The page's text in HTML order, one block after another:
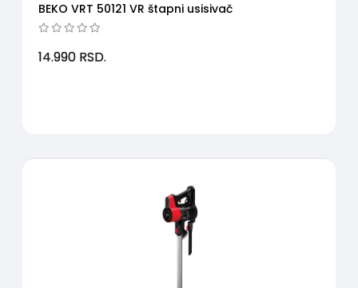
BEKO VRT 50121 VR štapni usisivač
14.990 RSD.